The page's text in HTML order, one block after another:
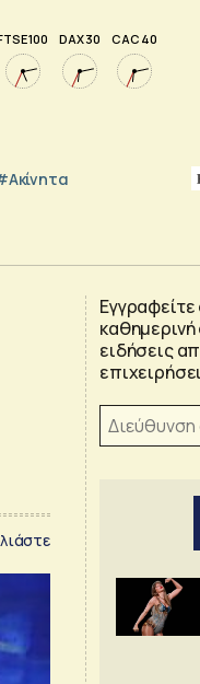
100 DAX 30 CAC 40
ειδήσεις